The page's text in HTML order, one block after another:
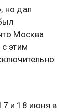
но дал
Москва
этим
и 18 июня в